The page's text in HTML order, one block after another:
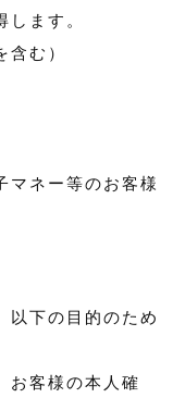
ます。
含む）
マネー等のお客様
以下の目的のため
お客様の本人確